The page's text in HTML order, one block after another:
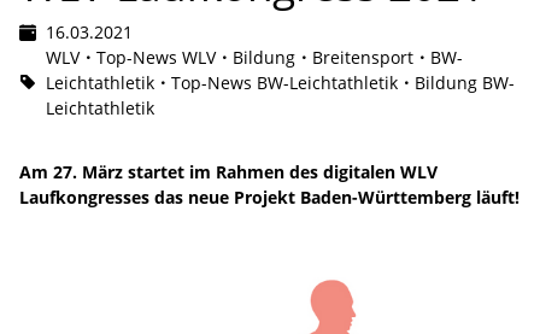
16.03.2021
WLV
Top-News WLV Bildung Breitensport
BW-
Leichtathletik
Top-News BW-Leichtathletik
Bildung BW-
Leichtathletik
Am 27. März startet im Rahmen des digitalen WLV
Laufkongresses das neue Projekt Baden-Württemberg läuft!